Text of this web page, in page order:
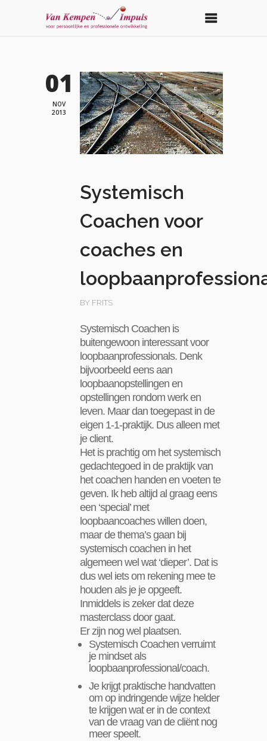
01
NOV
2013
Systemisch
Coachen voor
coaches en
BY FRITS
Systemisch Coachen is
buitengewoon interessant voor
loopbaanprofessionals. Denk
bijvoorbeeld eens aan
loopbaanopstellingen en
opstellingen rondom werk en
leven. Maar dan toegepast in de
eigen 1-1-praktijk. Dus alleen met
je client.
Het is prachtig om het systemisch
gedachtegoed in de praktijk van
het coachen handen en voeten te
geven. Ik heb altijd al graag eens
een ‘special’ met
loopbaancoaches willen doen,
maar de thema’s gaan bij
systemisch coachen in het
algemeen wel wat ‘dieper’. Dat is
dus wel iets om rekening mee te
houden als je je opgeeft.
Inmiddels is zeker dat deze
masterclass door gaat.
Er zijn nog wel plaatsen.
Systemisch Coachen verruimt
je mindset als
loopbaanprofessional/coach.
Je krijgt praktische handvatten
om op indringende wijze helder
te krijgen wat er in de context
van de vraag van de cliënt nog
meer speelt.